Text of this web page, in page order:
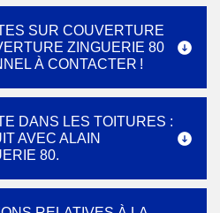
SUR COUVERTURE
ZINGUERIE 80
À CONTACTER !
DANS LES TOITURES :
AVEC ALAIN
80.